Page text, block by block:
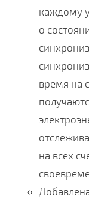
каждому
о
время на
на всех